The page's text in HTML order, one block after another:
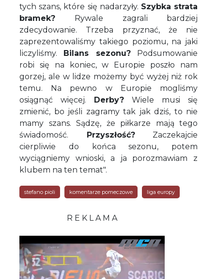
tych szans, które się nadarzyły. Szybka strata
bramek? Rywale zagrali bardziej
zdecydowanie. Trzeba przyznać, że nie
zaprezentowaliśmy takiego poziomu, na jaki
liczyliśmy. Bilans sezonu?Podsumowanie
robi się na koniec, w Europie poszło nam
gorzej, ale w lidze możemy być wyżej niż rok
temu. Na pewno w Europie mogliśmy
osiągnąć więcej. Derby?Wiele musi się
zmienić, bo jeśli zagramy tak jak dziś, to nie
mamy szans. Sądzę, że piłkarze mają tego
świadomość. Przyszłość?Zaczekajcie
cierpliwie do końca sezonu, potem
wyciągniemy wnioski, a ja porozmawiam z
klubem na ten temat".
stefano pioli komentarze pomeczowe liga europy
R E K L A M A